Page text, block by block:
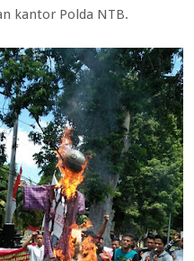
kantor Polda NTB.